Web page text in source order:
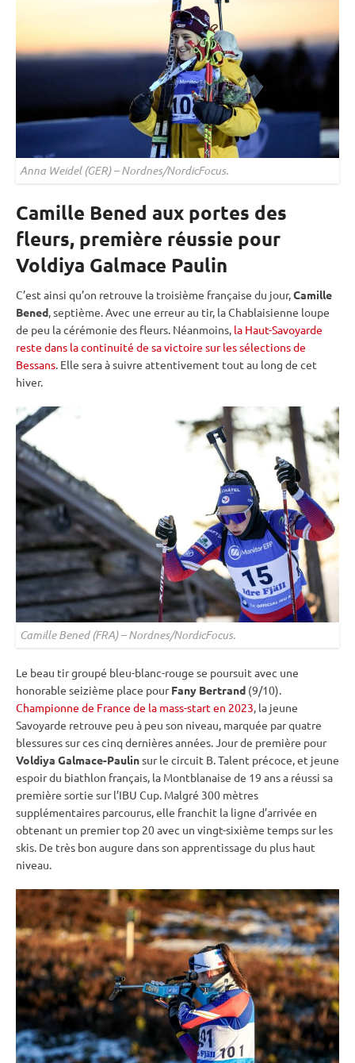
Anna Weidel (GER) – Nordnes/NordicFocus.
Camille Bened aux portes des
fleurs, première réussie pour
Voldiya Galmace Paulin
C’est ainsi qu’on retrouve la troisième française du jour,Camille
Bened, septième. Avec une erreur au tir, la Chablaisienne loupe
de peu la cérémonie des fleurs. Néanmoins, la Haut-Savoyarde
reste dans la continuité de sa victoire sur les sélections de
Bessans. Elle sera à suivre attentivement tout au long de cet
hiver.
Camille Bened (FRA) – Nordnes/NordicFocus.
Le beau tir groupé bleu-blanc-rouge se poursuit avec une
honorable seizième place pourFany Bertrand (9/10).
Championne de France de la mass-start en 2023, la jeune
Savoyarde retrouve peu à peu son niveau, marquée par quatre
blessures sur ces cinq dernières années. Jour de première pour
Voldiya Galmace-Paulinsur le circuit B. Talent précoce, et jeune
espoir du biathlon français, la Montblanaise de 19 ans a réussi sa
première sortie sur l’IBU Cup. Malgré 300 mètres
supplémentaires parcourus, elle franchit la ligne d’arrivée en
obtenant un premier top 20 avec un vingt-sixième temps sur les
skis. De très bon augure dans son apprentissage du plus haut
niveau.